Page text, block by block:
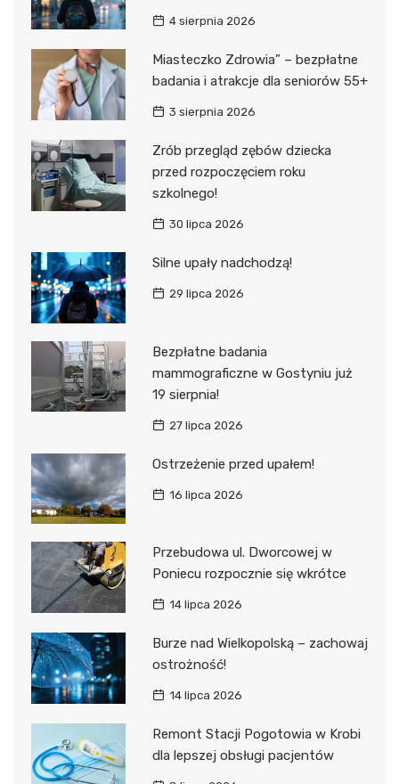
4 sierpnia 2026
Miasteczko Zdrowia” – bezpłatne
badania i atrakcje dla seniorów 55+
3 sierpnia 2026
Zrób przegląd zębów dziecka
przed rozpoczęciem roku
szkolnego!
30 lipca 2026
Silne upały nadchodzą!
29 lipca 2026
Bezpłatne badania
mammograficzne w Gostyniu już
19 sierpnia!
27 lipca 2026
Ostrzeżenie przed upałem!
16 lipca 2026
Przebudowa ul. Dworcowej w
Poniecu rozpocznie się wkrótce
14 lipca 2026
Burze nad Wielkopolską – zachowaj
ostrożność!
14 lipca 2026
Remont Stacji Pogotowia w Krobi
dla lepszej obsługi pacjentów